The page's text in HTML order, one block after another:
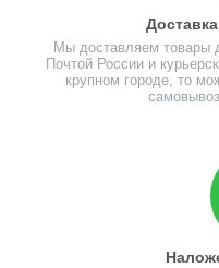
Мы доставляем товары
Почтой России и
крупном городе, то